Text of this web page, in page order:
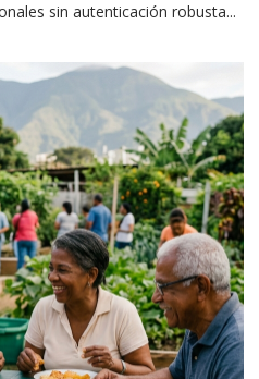
sin autenticación robusta...